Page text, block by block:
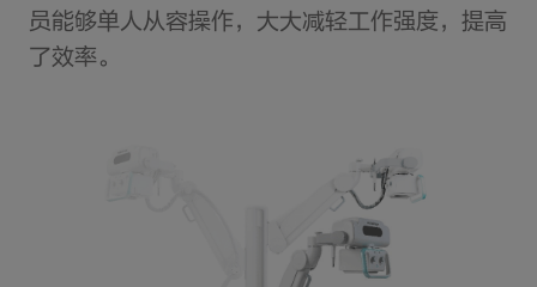
员能够单人从容操作，大大减轻工作强度，提高
了效率。